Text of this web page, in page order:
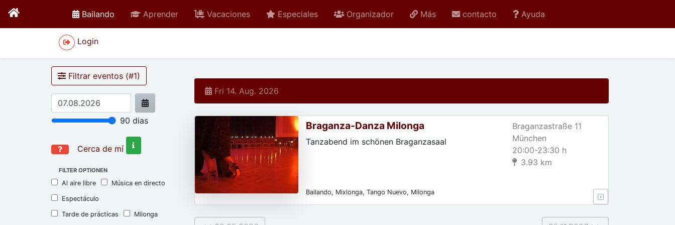
Bailando active Aprender Vacaciones Especiales Organizador Más contacto Ayuda
Login
Filtrar eventos (#1)
90 dias
Cerca de mí
FILTER OPTIONEN
Al aire libre Música en directo
Espectáculo
Tarde de prácticas Milonga
Fri 14. Aug. 2026
Braganza-Danza Milonga
Tanzabend im schönen Braganzasaal
Bailando, Mixlonga, Tango Nuevo, Milonga
Braganzastraße 11
München
20:00-23:30 h
3.93 km